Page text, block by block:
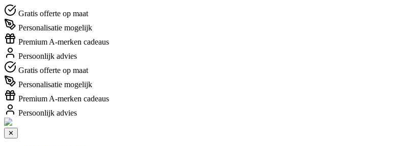
Gratis offerte op maat
Personalisatie mogelijk
Premium A-merken cadeaus
Persoonlijk advies
Gratis offerte op maat
Personalisatie mogelijk
Premium A-merken cadeaus
Persoonlijk advies
✕